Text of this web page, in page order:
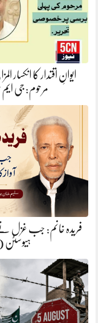
ایوانِ اقتدار کا
مرحوم: جی
فریدہ خانم: جب غزل
ہیوسٹن